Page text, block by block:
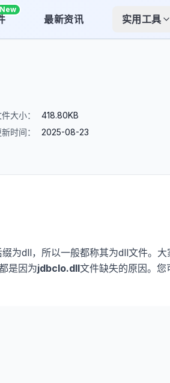
New
最新资讯
实用工具
大小：
418.80KB
时间：
2025-08-23
为dll，所以一般都称其为dll文件。
是因为jdbclo.dll文件缺失的原因。您